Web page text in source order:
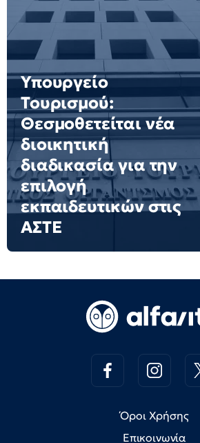
Υπουργείο
Τουρισμού:
Θεσμοθετείται νέα
διοικητική
διαδικασία για την
επιλογή
εκπαιδευτικών στις
ΑΣΤΕ
Όροι Χρήσης
Επικοινωνία